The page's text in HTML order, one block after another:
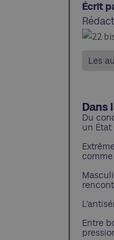
Écrit
Les
Dans
Du
un
Entre